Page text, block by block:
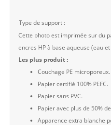
Type de support :
Cette photo est imprimée sur du
encres HP à base aqueuse (eau
Les plus produit :
Couchage PE microporeux.
Papier certifié 100% PEFC.
Papier sans PVC.
Papier avec plus de 50%
Apparence extra blanche